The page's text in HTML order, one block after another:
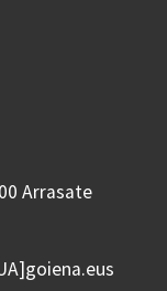
Arrasate